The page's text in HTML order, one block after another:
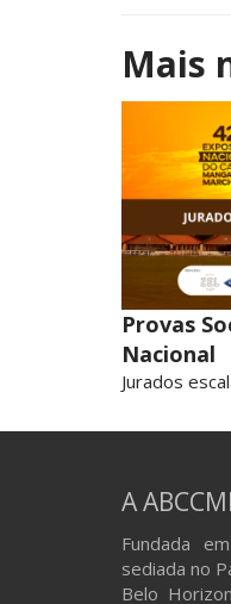
Mais
Provas
Nacional
Jurados
A
Fundada
sediada no
Belo